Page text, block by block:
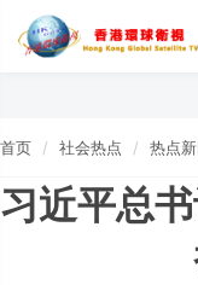
首页 社会热点 热点
习近平总